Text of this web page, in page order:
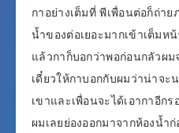
กาอย่างเต็มที่ พีเพื่อนต่อก็ถ่า
น้ำของต่อเยอะมากเข้าเต็มห
แล้วกาก็บอกว่าพอก่อนกลัวผ
เดี๋ยวให้กาบอกกับผมว่าน่าจ
เขาและเพื่อนจะได้เอากาอีก
ผมเลยย่องออกมาจากห้องน้ำ